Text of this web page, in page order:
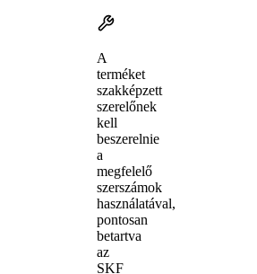
A
terméket
szakképzett
szerelőnek
kell
beszerelnie
a
megfelelő
szerszámok
használatával,
pontosan
betartva
az
SKF